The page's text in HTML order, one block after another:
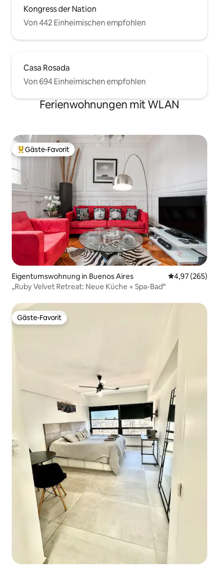
Kongress der Nation
Von 442 Einheimischen empfohlen
Casa Rosada
Von 694 Einheimischen empfohlen
Ferienwohnungen mit WLAN
Beliebter Gäste-Favorit.
Gäste-Favorit
Eigentumswohnung in Buenos Aires
4,97 (265)
„Ruby Velvet Retreat: Neue Küche + Spa-Bad“
Gäste-Favorit
Gäste-Favorit